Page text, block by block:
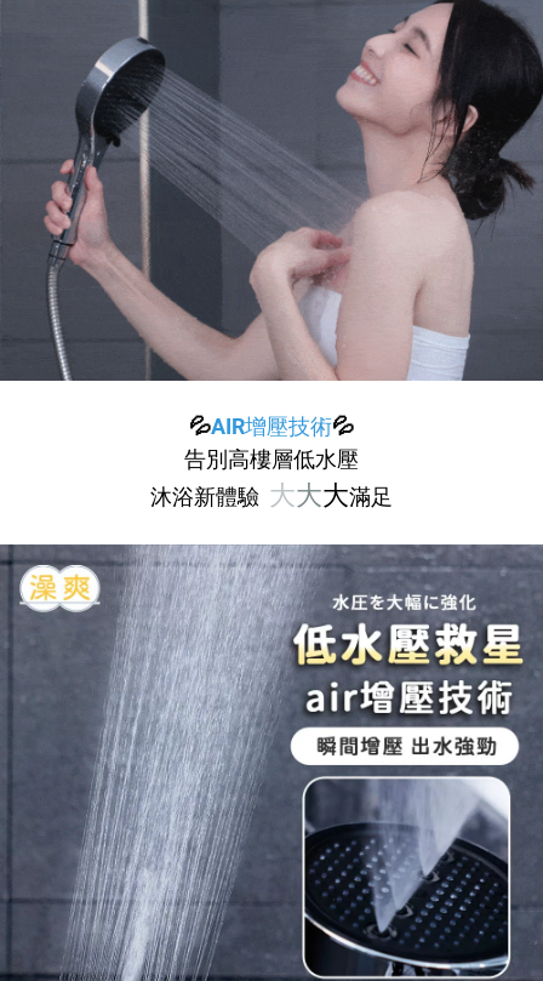
💦AIR增壓技術💦
告別高樓層低水壓
沐浴新體驗 大大大滿足